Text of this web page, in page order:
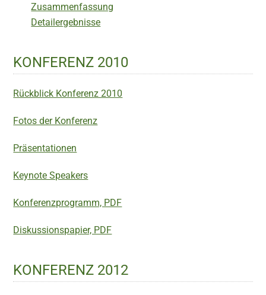
Zusammenfassung
Detailergebnisse
KONFERENZ 2010
Rückblick Konferenz 2010
Fotos der Konferenz
Präsentationen
Keynote Speakers
Konferenzprogramm, PDF
Diskussionspapier, PDF
KONFERENZ 2012